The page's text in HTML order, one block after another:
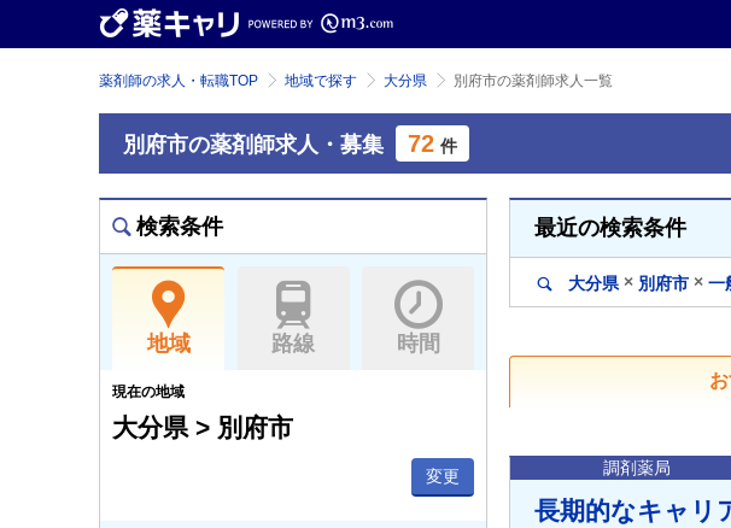
薬剤師の求人・転職TOP 地域で探す 大分県 別府市の薬剤師求人一覧
別府市の薬剤師求人・募集 72 件
検索条件
地域 路線 時間
現在の地域
大分県 > 別府市
変更
最近の検索条件
大分県 × 別府市 × 一
調剤薬局
長期的なキャリ